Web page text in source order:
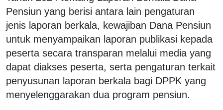
Pensiun yang berisi antara lain pengaturan
jenis laporan berkala, kewajiban Dana Pensiun
untuk menyampaikan laporan publikasi kepada
peserta secara transparan melalui media yang
dapat diakses peserta, serta pengaturan terkait
penyusunan laporan berkala bagi DPPK yang
menyelenggarakan dua program pensiun.